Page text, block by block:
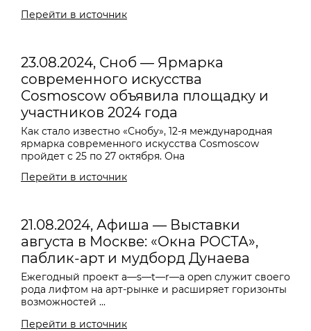
Перейти в источник
23.08.2024, Сноб — Ярмарка
современного искусства
Cosmoscow объявила площадку и
участников 2024 года
Как стало известно «Снобу», 12-я международная
ярмарка современного искусства Cosmoscow
пройдет с 25 по 27 октября. Она
Перейти в источник
21.08.2024, Афиша — Выставки
августа в Москве: «Окна РОСТА»,
паблик-арт и мудборд Дунаева
Ежегодный проект a—s—t—r—a open служит своего
рода лифтом на арт-рынке и расширяет горизонты
возможностей ...
Перейти в источник